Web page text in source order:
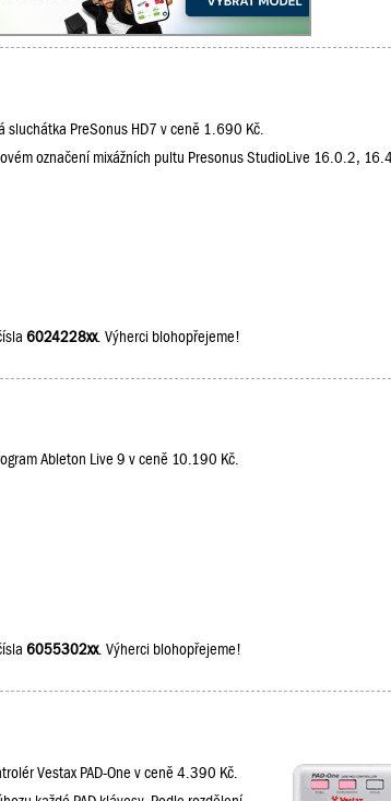
sluchátka PreSonus HD7 v ceně 1.690 Kč.
označení mixážních pultu Presonus StudioLive 16.0.2,
6024228xx. Výherci blohopřejeme!
Ableton Live 9 v ceně 10.190 Kč.
6055302xx. Výherci blohopřejeme!
Vestax PAD-One v ceně 4.390 Kč.